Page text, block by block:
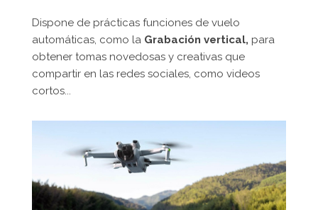
Dispone de prácticas funciones de vuelo
automáticas, como la Grabación vertical, para
obtener tomas novedosas y creativas que
compartir en las redes sociales, como videos
cortos...